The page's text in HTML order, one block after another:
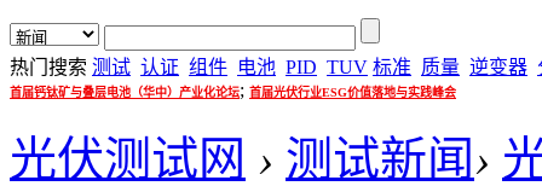
热门搜索 测试 认证 组件 电池 PID TUV 标准 质量 逆变器
首届钙钛矿与叠层电池（华中）产业化论坛; 首届光伏行业ESG价值落地与实践峰会
光伏测试网 › 测试新闻›